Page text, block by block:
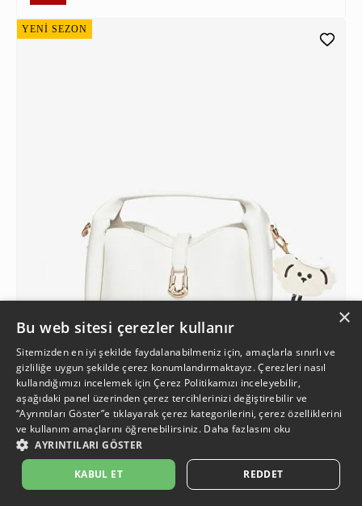
YENİ SEZON
Kadın Beyaz Çapraz Çanta
2.999,90 TL
2.799,90 TL
×
Bu web sitesi çerezler kullanır
Sitemizden en iyi şekilde faydalanabilmeniz için, amaçlarla sınırlı ve
gizliliğe uygun şekilde çerez konumlandırmaktayız. Çerezleri nasıl
kullandığımızı incelemek içinÇerez Politikamızı inceleyebilir,
aşağıdaki panel üzerinden çerez tercihlerinizi değiştirebilir ve
“Ayrıntıları Göster”e tıklayarak çerez kategorilerini, çerez özelliklerini
ve kullanım amaçlarını öğrenebilirsiniz. Daha fazlasını oku
AYRINTILARI GÖSTER
KABUL ET REDDET